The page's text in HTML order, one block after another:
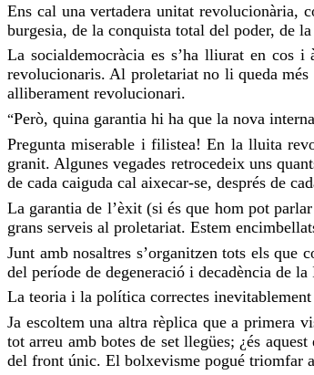
Ens cal una vertadera unitat revolucionària,
burgesia, de la conquista total del poder, de
La socialdemocràcia es s’ha lliurat en cos
revolucionaris. Al proletariat no li queda
alliberament revolucionari.
“Però, quina garantia hi ha que la nova
Pregunta miserable i filistea! En la lluita
granit. Algunes vegades retrocedeix uns
de cada caiguda cal aixecar-se, després de
La garantia de l’èxit (si és que hom pot
grans serveis al proletariat. Estem
Junt amb nosaltres s’organitzen tots els que
del període de degeneració i decadència de
La teoria i la política correctes
Ja escoltem una altra rèplica que a primera
tot arreu amb botes de set llegües; ¿és
del front únic. El bolxevisme pogué triomfar